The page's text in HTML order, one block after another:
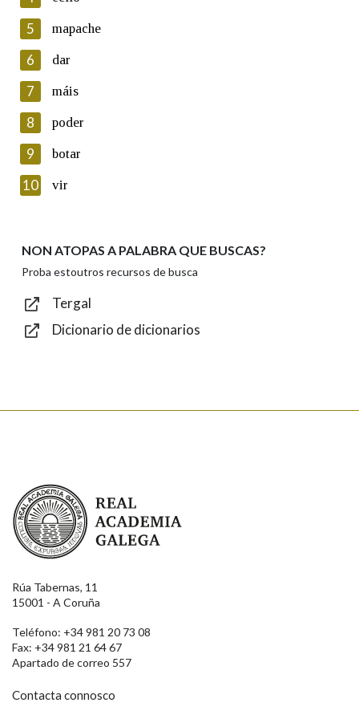
Lin e acepto as condicións da política de
Introduce o código que aparece na imaxe:
Texto de verificación
Enviar
5 mapache
6 dar
7 máis
8 poder
9 botar
10 vir
NON ATOPAS A PALABRA QUE BUSCAS?
Proba estoutros recursos de busca
Tergal
Dicionario de dicionarios
Real Academia Galega
Rúa Tabernas, 11
15001 - A Coruña
Teléfono: +34 981 20 73 08
Fax: +34 981 21 64 67
Apartado de correo 557
Contacta connosco